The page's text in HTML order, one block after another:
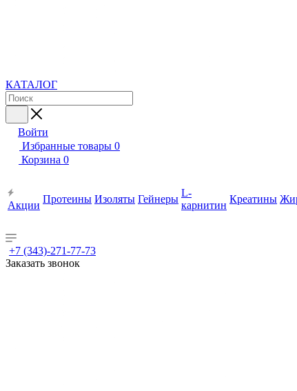
КАТАЛОГ
Войти
Избранные товары 0
Корзина 0
Акции
Протеины Изоляты Гейнеры
L-
карнитин
Креатины
+7 (343)-271-77-73
Заказать звонок